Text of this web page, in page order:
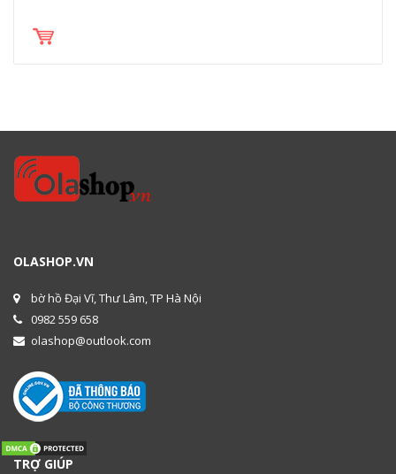
OLASHOP.VN
bờ hồ Đại Vĩ, Thư Lâm, TP Hà Nội
0982 559 658
olashop@outlook.com
TRỢ GIÚP